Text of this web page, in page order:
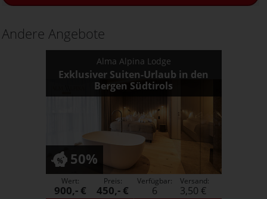
Andere Angebote
Alma Alpina Lodge
Exklusiver Suiten-Urlaub in den
Bergen Südtirols
50%
Wert:
900,- €
Preis:
450,- €
Verfügbar:
6
Versand:
3,50 €